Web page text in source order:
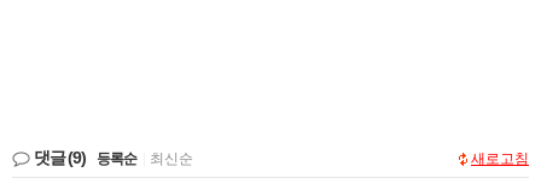
댓글(9) 등록순 최신순 새로고침